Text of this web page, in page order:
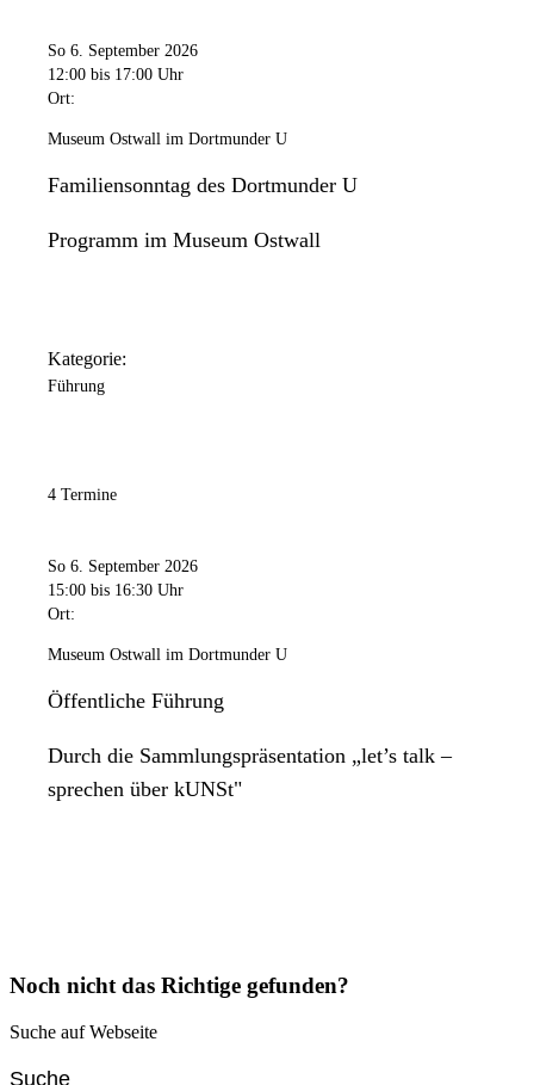
So 6. September 2026
12:00 bis 17:00 Uhr
Ort:
Museum Ostwall im Dortmunder U
Familiensonntag des Dortmunder U
Programm im Museum Ostwall
Kategorie:
Führung
4 Termine
So 6. September 2026
15:00 bis 16:30 Uhr
Ort:
Museum Ostwall im Dortmunder U
Öffentliche Führung
Durch die Sammlungspräsentation „let’s talk –
sprechen über kUNSt"
Noch nicht das Richtige gefunden?
Suche auf Webseite